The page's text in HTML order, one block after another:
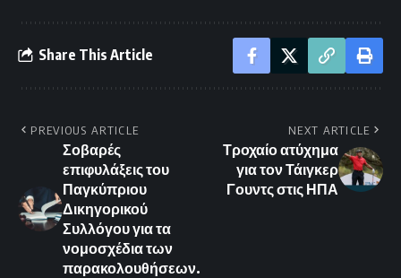
Share This Article
PREVIOUS ARTICLE
Σοβαρές
επιφυλάξεις του
Παγκύπριου
Δικηγορικού
Συλλόγου για τα
νομοσχέδια των
παρακολουθήσεων.
NEXT ARTICLE
Τροχαίο ατύχημα
για τον Τάιγκερ
Γουντς στις ΗΠΑ